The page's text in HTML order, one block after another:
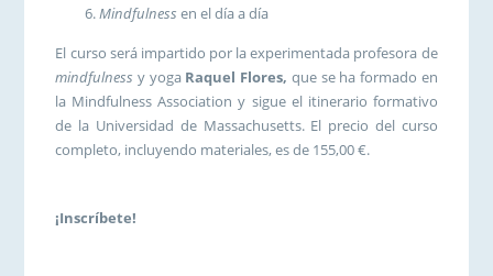
Mindfulness en el día a día
El curso será impartido por la experimentada profesora de
mindfulness y yoga Raquel Flores, que se ha formado en
la Mindfulness Association y sigue el itinerario formativo
de la Universidad de Massachusetts. El precio del curso
completo, incluyendo materiales, es de 155,00 €.
¡Inscríbete!